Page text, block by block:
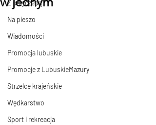
Z przyczepą
Na pieszo
Wiadomości
Promocja lubuskie
Promocje z LubuskieMazury
Strzelce krajeńskie
Wędkarstwo
Sport i rekreacja